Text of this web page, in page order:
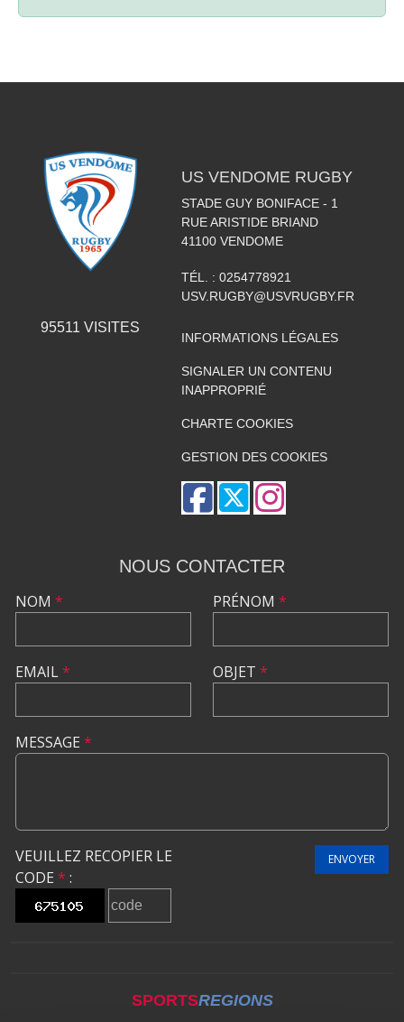
95511 VISITES
US VENDOME RUGBY
STADE GUY BONIFACE - 1
RUE ARISTIDE BRIAND
41100 VENDOME
TÉL. : 0254778921
USV.RUGBY@USVRUGBY.FR
INFORMATIONS LÉGALES
SIGNALER UN CONTENU
INAPPROPRIÉ
CHARTE COOKIES
GESTION DES COOKIES
NOUS CONTACTER
NOM *
EMAIL*
PRÉNOM *
OBJET *
MESSAGE *
VEUILLEZ RECOPIER LE
CODE * :
ENVOYER
SPORTSREGIONS